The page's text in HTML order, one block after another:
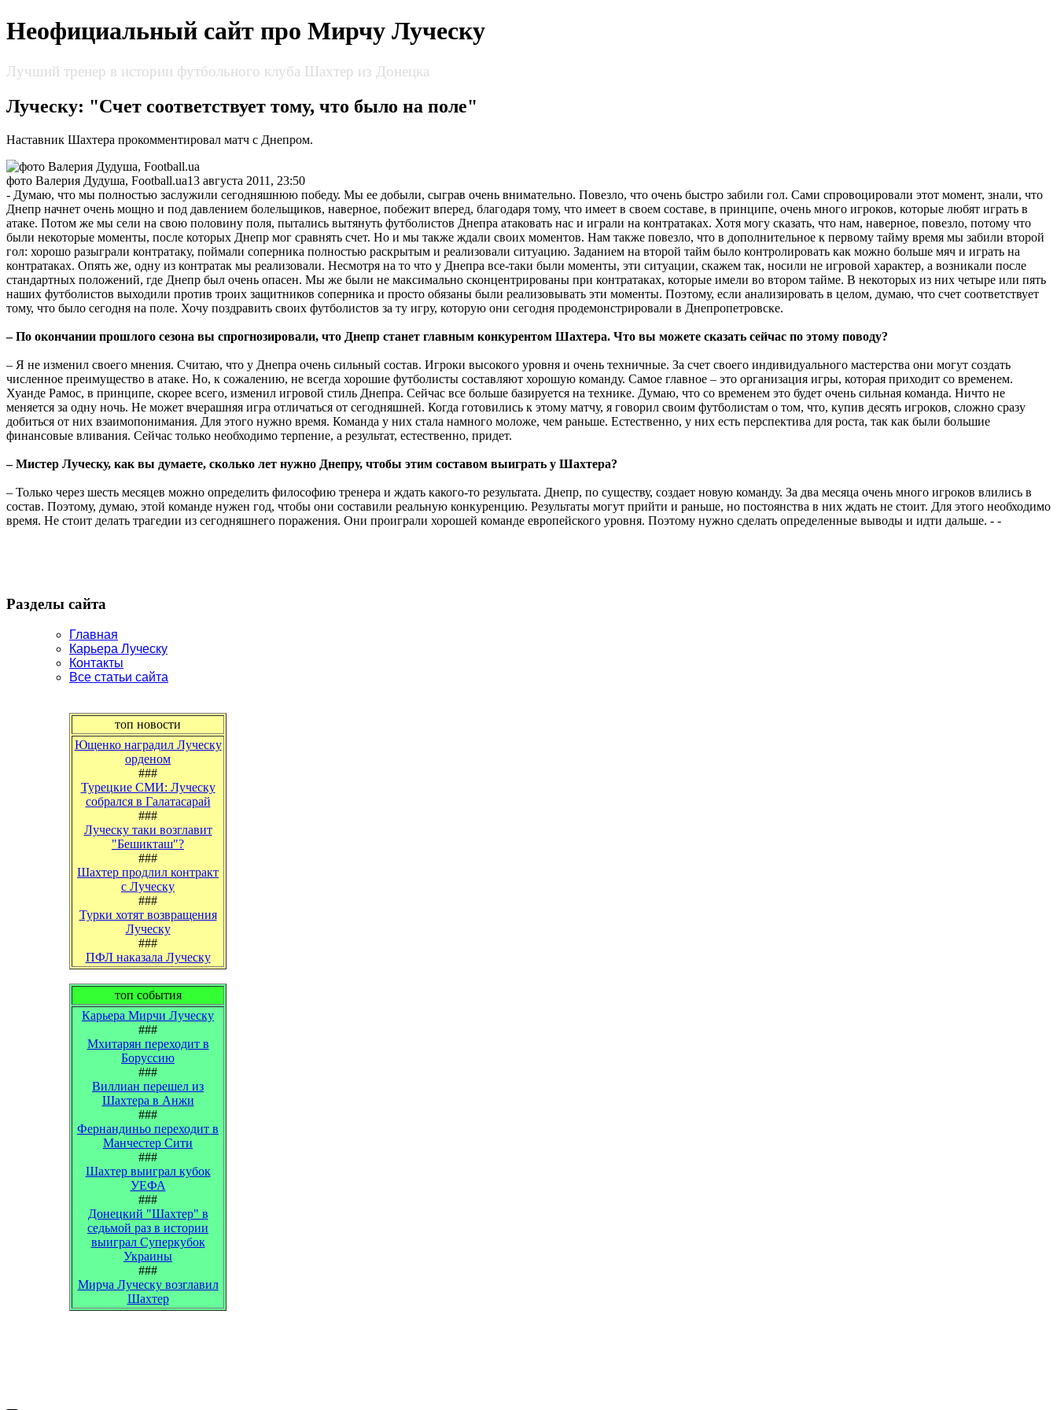
Неофициальный сайт про Мирчу Луческу
Лучший тренер в истории футбольного клуба Шахтер из Донецка
Луческу: "Счет соответствует тому, что было на поле"
Наставник Шахтера прокомментировал матч с Днепром.
фото Валерия Дудуша, Football.ua13 августа 2011, 23:50
- Думаю, что мы полностью заслужили сегодняшнюю победу. Мы ее добыли, сыграв очень внимательно. Повезло, что очень быстро забили гол. Сами спровоцировали этот момент, знали, что
Днепр начнет очень мощно и под давлением болельщиков, наверное, побежит вперед, благодаря тому, что имеет в своем составе, в принципе, очень много игроков, которые любят играть в
атаке. Потом же мы сели на свою половину поля, пытались вытянуть футболистов Днепра атаковать нас и играли на контратаках. Хотя могу сказать, что нам, наверное, повезло, потому что
были некоторые моменты, после которых Днепр мог сравнять счет. Но и мы также ждали своих моментов. Нам также повезло, что в дополнительное к первому тайму время мы забили второй
гол: хорошо разыграли контратаку, поймали соперника полностью раскрытым и реализовали ситуацию. Заданием на второй тайм было контролировать как можно больше мяч и играть на
контратаках. Опять же, одну из контратак мы реализовали. Несмотря на то что у Днепра все-таки были моменты, эти ситуации, скажем так, носили не игровой характер, а возникали после
стандартных положений, где Днепр был очень опасен. Мы же были не максимально сконцентрированы при контратаках, которые имели во втором тайме. В некоторых из них четыре или пять
наших футболистов выходили против троих защитников соперника и просто обязаны были реализовывать эти моменты. Поэтому, если анализировать в целом, думаю, что счет соответствует
тому, что было сегодня на поле. Хочу поздравить своих футболистов за ту игру, которую они сегодня продемонстрировали в Днепропетровске.
– По окончании прошлого сезона вы спрогнозировали, что Днепр станет главным конкурентом Шахтера. Что вы можете сказать сейчас по этому поводу?
– Я не изменил своего мнения. Считаю, что у Днепра очень сильный состав. Игроки высокого уровня и очень техничные. За счет своего индивидуального мастерства они могут создать
численное преимущество в атаке. Но, к сожалению, не всегда хорошие футболисты составляют хорошую команду. Самое главное – это организация игры, которая приходит со временем.
Хуанде Рамос, в принципе, скорее всего, изменил игровой стиль Днепра. Сейчас все больше базируется на технике. Думаю, что со временем это будет очень сильная команда. Ничто не
меняется за одну ночь. Не может вчерашняя игра отличаться от сегодняшней. Когда готовились к этому матчу, я говорил своим футболистам о том, что, купив десять игроков, сложно сразу
добиться от них взаимопонимания. Для этого нужно время. Команда у них стала намного моложе, чем раньше. Естественно, у них есть перспектива для роста, так как были большие
финансовые вливания. Сейчас только необходимо терпение, а результат, естественно, придет.
– Мистер Луческу, как вы думаете, сколько лет нужно Днепру, чтобы этим составом выиграть у Шахтера?
– Только через шесть месяцев можно определить философию тренера и ждать какого-то результата. Днепр, по существу, создает новую команду. За два месяца очень много игроков влились в
состав. Поэтому, думаю, этой команде нужен год, чтобы они составили реальную конкуренцию. Результаты могут прийти и раньше, но постоянства в них ждать не стоит. Для этого необходимо
время. Не стоит делать трагедии из сегодняшнего поражения. Они проиграли хорошей команде европейского уровня. Поэтому нужно сделать определенные выводы и идти дальше. - -
Разделы сайта
Главная
Карьера Луческу
Контакты
Все статьи сайта
топ новости
Ющенко наградил Луческу
орденом
###
Турецкие СМИ: Луческу
собрался в Галатасарай
###
Луческу таки возглавит
"Бешикташ"?
###
Шахтер продлил контракт
с Луческу
###
Турки хотят возвращения
Луческу
###
ПФЛ наказала Луческу
топ события
Карьера Мирчи Луческу
###
Мхитарян переходит в
Боруссию
###
Виллиан перешел из
Шахтера в Анжи
###
Фернандиньо переходит в
Манчестер Сити
###
Шахтер выиграл кубок
УЕФА
###
Донецкий "Шахтер" в
седьмой раз в истории
выиграл Суперкубок
Украины
###
Мирча Луческу возглавил
Шахтер